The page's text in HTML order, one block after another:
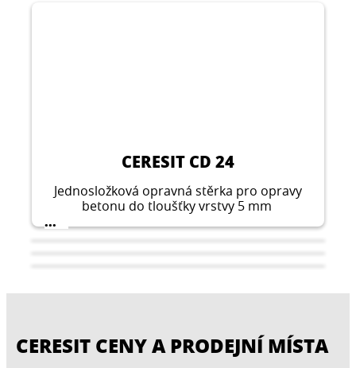
CERESIT CD 24
Jednosložková opravná stěrka pro opravy
betonu do tloušťky vrstvy 5 mm
...
CERESIT CENY A PRODEJNÍ MÍSTA